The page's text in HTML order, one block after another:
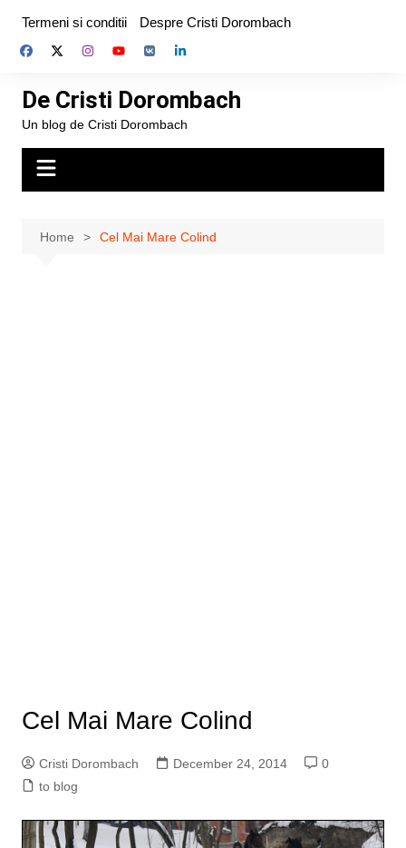
content
Termeni si conditii Despre Cristi Dorombach
De Cristi Dorombach
Un blog de Cristi Dorombach
Home Cel Mai Mare Colind
Cel Mai Mare Colind
Cristi Dorombach December 24, 2014
0
to blog